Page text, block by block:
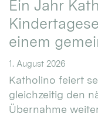
Ein Jahr
einem
1. August 2026
Katholino feiert
gleichzeitig den
Übernahme